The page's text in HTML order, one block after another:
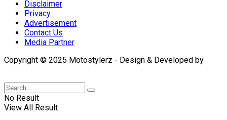
Disclaimer
Privacy
Advertisement
Contact Us
Media Partner
Copyright © 2025 Motostylerz - Design & Developed by
No Result
View All Result